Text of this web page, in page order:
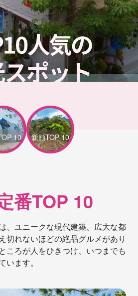
10 新顔TOP 10
番TOP 10
、ユニークな現代建築、広大な都
切れないほどの絶品グルメがあり
ころが人をひきつけ、いつまでも
います。